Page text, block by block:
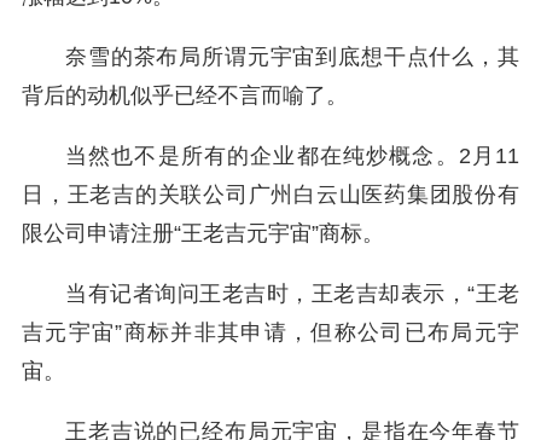
奈雪的茶布局所谓元宇宙到底想干点什么，其
背后的动机似乎已经不言而喻了。
当然也不是所有的企业都在纯炒概念。2月11
日，王老吉的关联公司广州白云山医药集团股份有
限公司申请注册“王老吉元宇宙”商标。
当有记者询问王老吉时，王老吉却表示，“王老
吉元宇宙”商标并非其申请，但称公司已布局元宇
宙。
王老吉说的已经布局元宇宙，是指在今年春节